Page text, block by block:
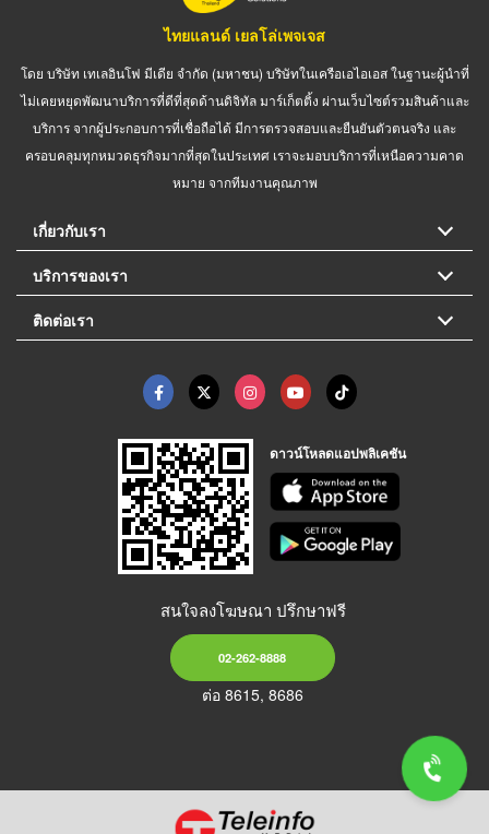
ไทยแลนด์ เยลโล่เพจเจส
โดย บริษัท เทเลอินโฟ มีเดีย จำกัด (มหาชน) บริษัทในเครือเอไอเอส ในฐานะผู้นำที่
ไม่เคยหยุดพัฒนาบริการที่ดีที่สุดด้านดิจิทัล มาร์เก็ตติ้ง ผ่านเว็บไซต์รวมสินค้าและ
บริการ จากผู้ประกอบการที่เชื่อถือได้ มีการตรวจสอบและยืนยันตัวตนจริง และ
ครอบคลุมทุกหมวดธุรกิจมากที่สุดในประเทศ เราจะมอบบริการที่เหนือความคาด
หมาย จากทีมงานคุณภาพ
เกี่ยวกับเรา
บริการของเรา
ติดต่อเรา
ดาวน์โหลดแอปพลิเคชัน
สนใจลงโฆษณา ปรึกษาฟรี
02-262-8888
ต่อ 8615, 8686